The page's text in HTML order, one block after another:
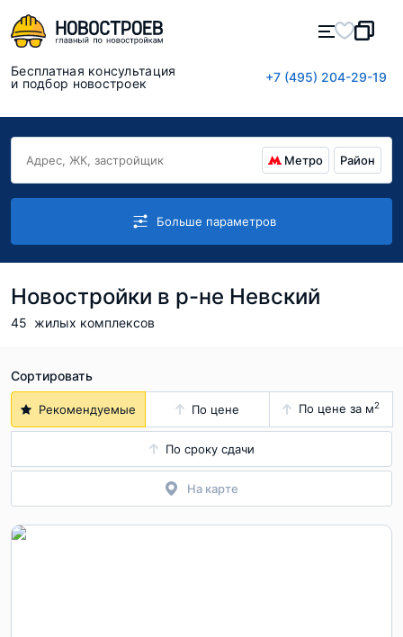
Бесплатная консультация
и подбор новостроек
+7 (495) 204-29-19
Метро Район
Больше параметров
Новостройки в р-не Невский
45 жилых комплексов
Сортировать
Рекомендуемые По цене По цене за м2
По сроку сдачи
На карте